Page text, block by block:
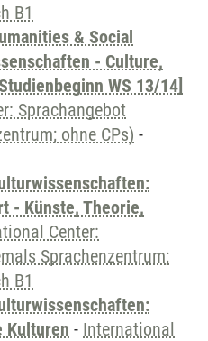
B1
& Social
- Culture,
WS 13/14]
Sprachangebot
ohne CPs) -
- Künste, Theorie,
Center:
Sprachenzentrum;
B1
Kulturen - International